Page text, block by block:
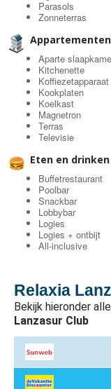
Parasols
Zonneterras
Appartementen
Aparte
Kitchenette
Koffiezetapparaat
Kookplaten
Koelkast
Magnetron
Terras
Televisie
Eten en drinken
Buffetrestaurant
Poolbar
Snackbar
Lobbybar
Logies
Logies + ontbijt
All-inclusive
Relaxia
Bekijk hieronder
Lanzasur Club